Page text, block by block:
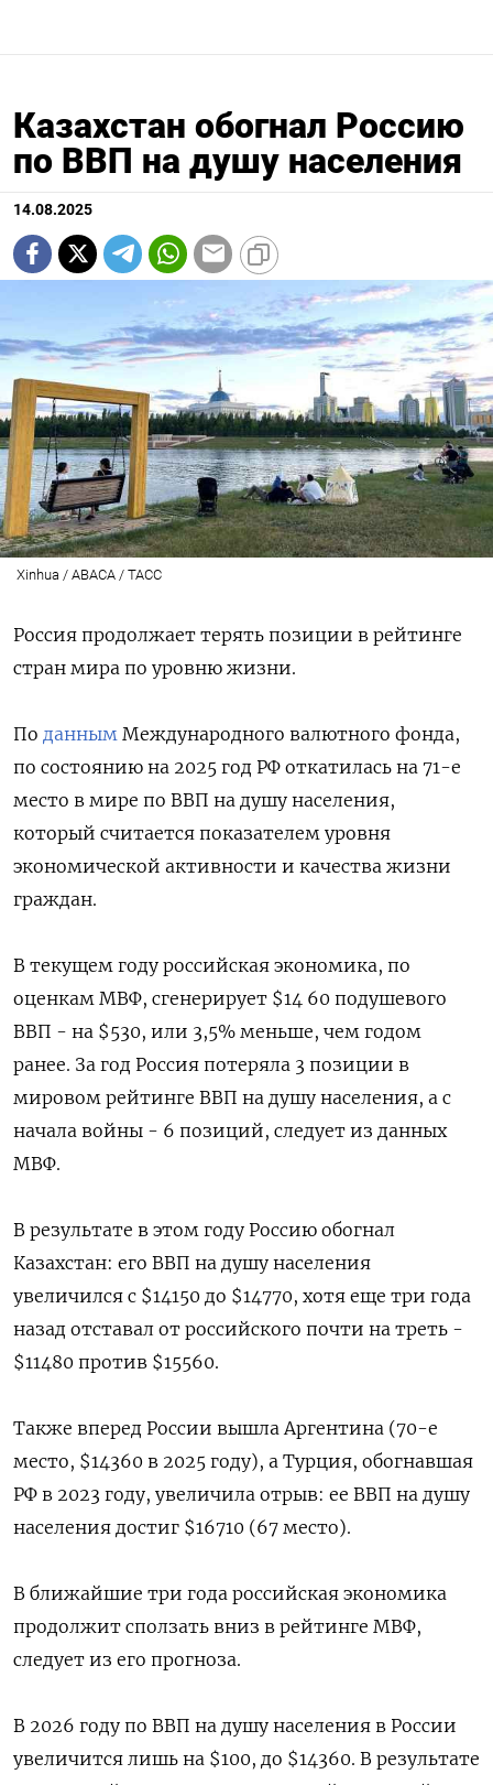
Казахстан обогнал Россию
по ВВП на душу населения
14.08.2025
Xinhua / ABACA / ТАСС
Россия продолжает терять позиции в рейтинге
стран мира по уровню жизни.
По данным Международного валютного фонда,
по состоянию на 2025 год РФ откатилась на 71-е
место в мире по ВВП на душу населения,
который считается показателем уровня
экономической активности и качества жизни
граждан.
В текущем году российская экономика, по
оценкам МВФ, сгенерирует $14 60 подушевого
ВВП - на $530, или 3,5% меньше, чем годом
ранее. За год Россия потеряла 3 позиции в
мировом рейтинге ВВП на душу населения, а с
начала войны - 6 позиций, следует из данных
МВФ.
В результате в этом году Россию обогнал
Казахстан: его ВВП на душу населения
увеличился с $14150 до $14770, хотя еще три года
назад отставал от российского почти на треть -
$11480 против $15560.
Также вперед России вышла Аргентина (70-е
место, $14360 в 2025 году), а Турция, обогнавшая
РФ в 2023 году, увеличила отрыв: ее ВВП на душу
населения достиг $16710 (67 место).
В ближайшие три года российская экономика
продолжит сползать вниз в рейтинге МВФ,
следует из его прогноза.
В 2026 году по ВВП на душу населения в России
увеличится лишь на $100, до $14360. В результате